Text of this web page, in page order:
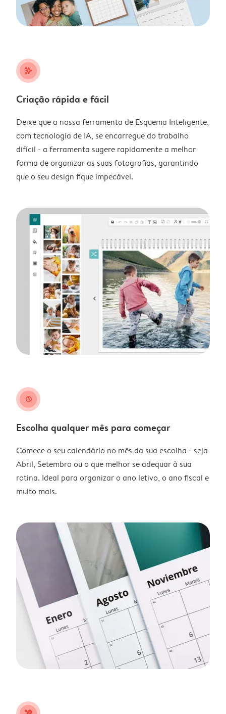
stars_plus
Criação rápida e fácil
Deixe que a nossa ferramenta de Esquema Inteligente,
com tecnologia de IA, se encarregue do trabalho
difícil - a ferramenta sugere rapidamente a melhor
forma de organizar as suas fotografias, garantindo
que o seu design fique impecável.
clock
Escolha qualquer mês para começar
Comece o seu calendário no mês da sua escolha - seja
Abril, Setembro ou o que melhor se adequar à sua
rotina. Ideal para organizar o ano letivo, o ano fiscal e
muito mais.